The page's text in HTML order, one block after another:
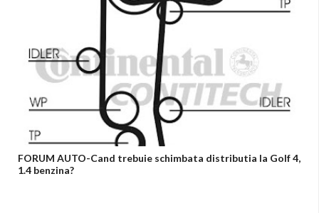
FORUM AUTO-Cand trebuie schimbata distributia la Golf 4,
1.4 benzina?